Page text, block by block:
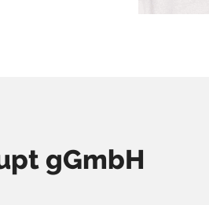
gGmbH